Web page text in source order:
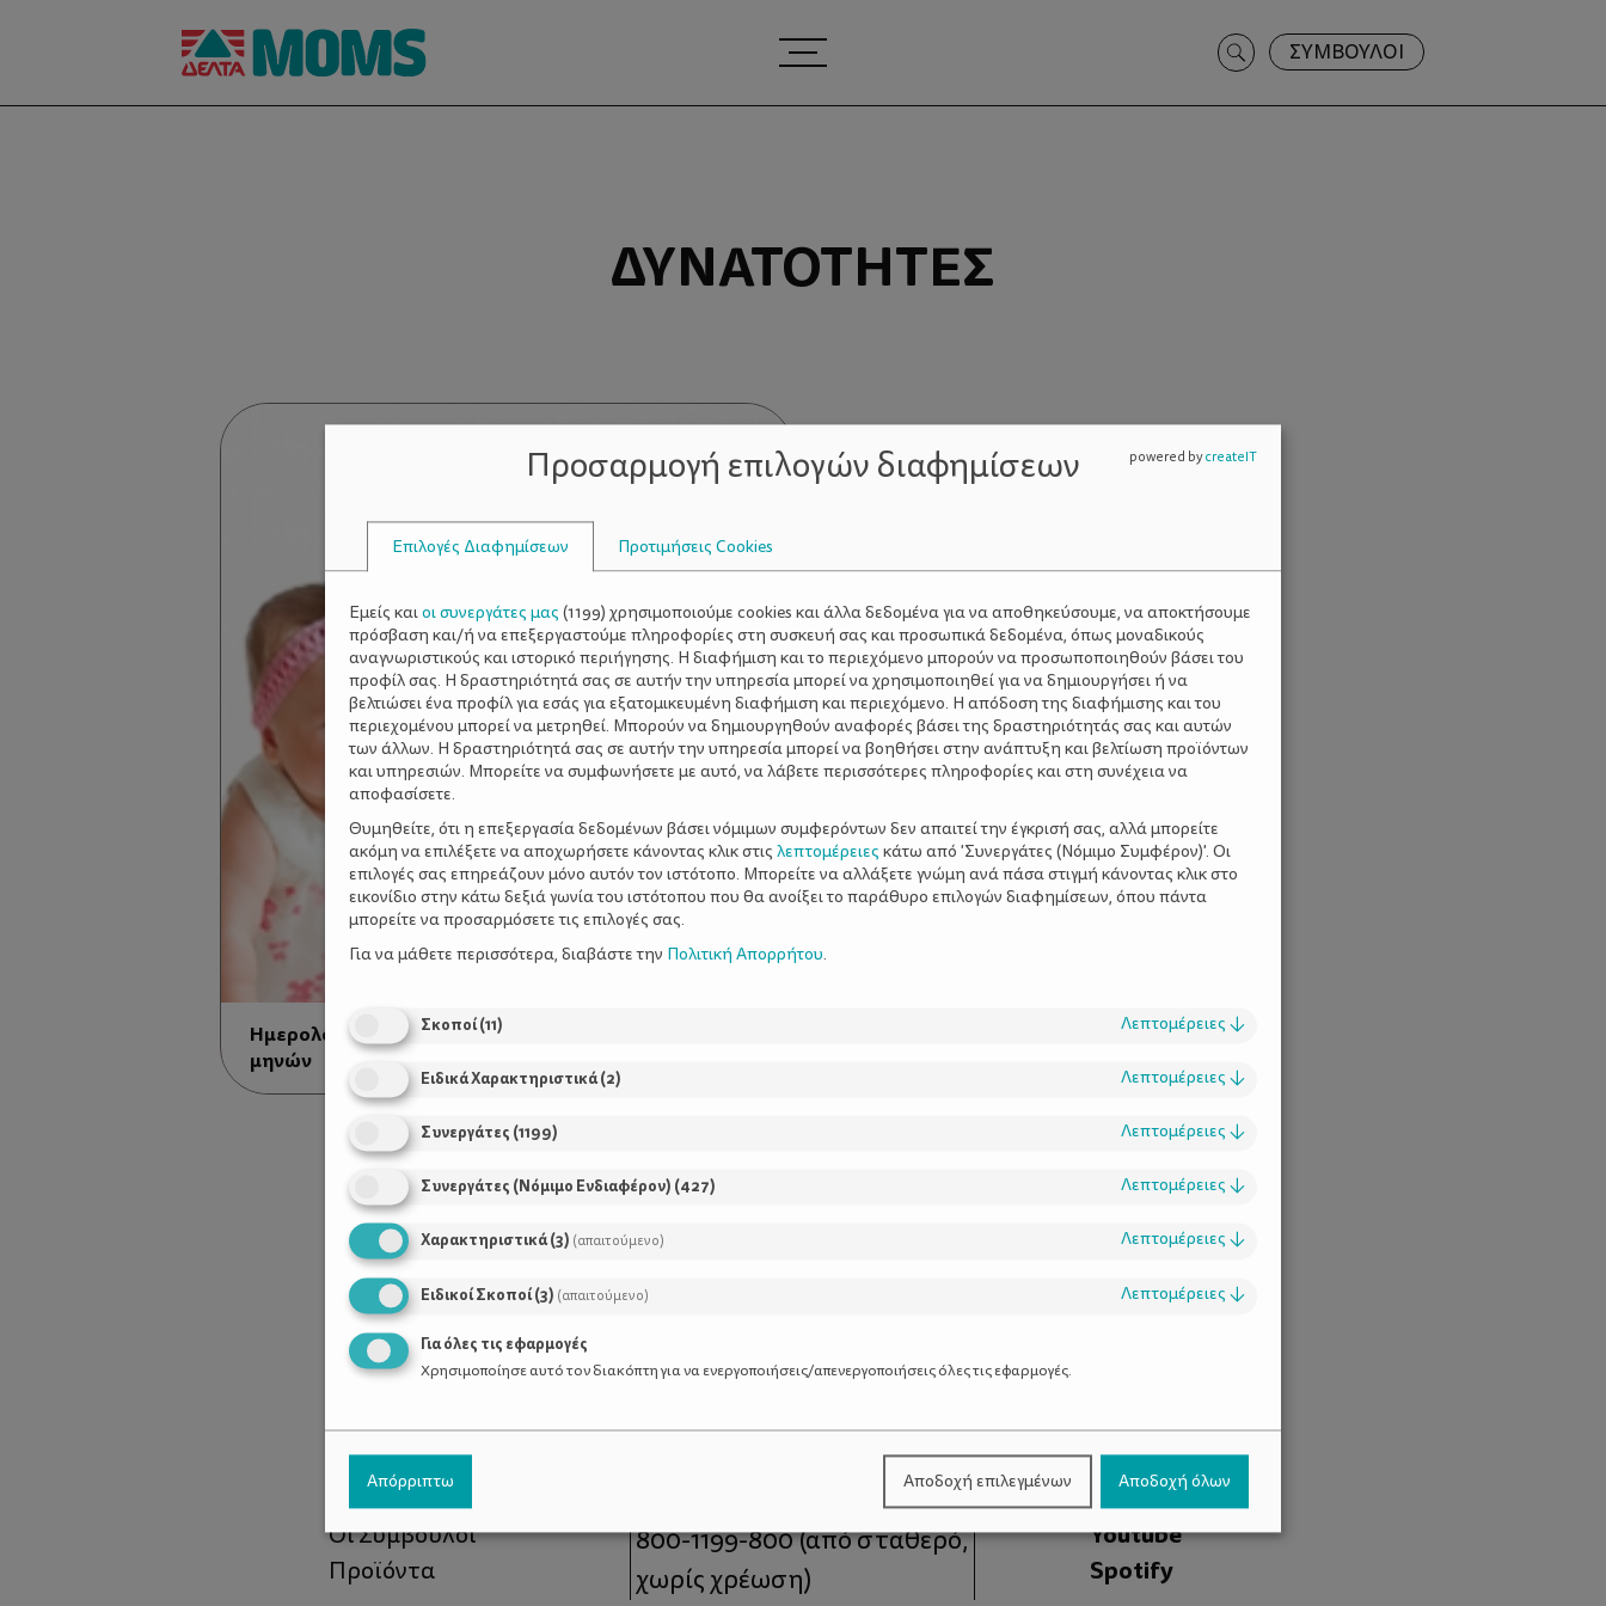
Search
for:
ΣΥΜΒΟΥΛΟΙ
ΔΥΝΑΤΌΤΗΤΈΣ
Ημερολόγιο Κινητικής Ανάπτυξης 6-12
μηνών
Χρήσιμοι Σύνδεσμοι
Τι είναι το ΔΕΛΤΑ moms
Οι Σύμβουλοι
Προϊόντα
Τηλέφωνο Επικοινωνίας:
800-1199-800(από σταθερό,
χωρίς χρέωση)
Facebook
Instagram
Youtube
Spotify
Προσαρμογή επιλογών διαφημίσεων
Επιλογές Διαφημίσεων Προτιμήσεις Cookies
Εμείς καιοι συνεργάτες μας (1199) χρησιμοποιούμε cookies και άλλα δεδομένα για να αποθηκεύσουμε, να αποκτήσουμε
πρόσβαση και/ή να επεξεργαστούμε πληροφορίες στη συσκευή σας και προσωπικά δεδομένα, όπως μοναδικούς
αναγνωριστικούς και ιστορικό περιήγησης. Η διαφήμιση και το περιεχόμενο μπορούν να προσωποποιηθούν βάσει του
προφίλ σας. Η δραστηριότητά σας σε αυτήν την υπηρεσία μπορεί να χρησιμοποιηθεί για να δημιουργήσει ή να
βελτιώσει ένα προφίλ για εσάς για εξατομικευμένη διαφήμιση και περιεχόμενο. Η απόδοση της διαφήμισης και του
περιεχομένου μπορεί να μετρηθεί. Μπορούν να δημιουργηθούν αναφορές βάσει της δραστηριότητάς σας και αυτών
των άλλων. Η δραστηριότητά σας σε αυτήν την υπηρεσία μπορεί να βοηθήσει στην ανάπτυξη και βελτίωση προϊόντων
και υπηρεσιών. Μπορείτε να συμφωνήσετε με αυτό, να λάβετε περισσότερες πληροφορίες και στη συνέχεια να
αποφασίσετε.
Θυμηθείτε, ότι η επεξεργασία δεδομένων βάσει νόμιμων συμφερόντων δεν απαιτεί την έγκρισή σας, αλλά μπορείτε
ακόμη να επιλέξετε να αποχωρήσετε κάνοντας κλικ στις λεπτομέρειες κάτω από 'Συνεργάτες (Νόμιμο Συμφέρον)'. Οι
επιλογές σας επηρεάζουν μόνο αυτόν τον ιστότοπο. Μπορείτε να αλλάξετε γνώμη ανά πάσα στιγμή κάνοντας κλικ στο
εικονίδιο στην κάτω δεξιά γωνία του ιστότοπου που θα ανοίξει το παράθυρο επιλογών διαφημίσεων, όπου πάντα
μπορείτε να προσαρμόσετε τις επιλογές σας.
Για να μάθετε περισσότερα, διαβάστε την Πολιτική Απορρήτου.
Σκοποί(11) Λεπτομέρειες ↓
Ειδικά Χαρακτηριστικά(2) Λεπτομέρειες ↓
Συνεργάτες (1199) Λεπτομέρειες ↓
Συνεργάτες (Νόμιμο Ενδιαφέρον) (427) Λεπτομέρειες ↓
Χαρακτηριστικά(3) (απαιτούμενο) Λεπτομέρειες ↓
Ειδικοί Σκοποί(3) (απαιτούμενο) Λεπτομέρειες ↓
Για όλες τις εφαρμογές
Χρησιμοποίησε αυτό τον διακόπτη για να ενεργοποιήσεις/απενεργοποιήσεις όλες τις εφαρμογές.
Απόρριπτω Αποδοχή επιλεγμένων Αποδοχή όλων
powered bycreateIT